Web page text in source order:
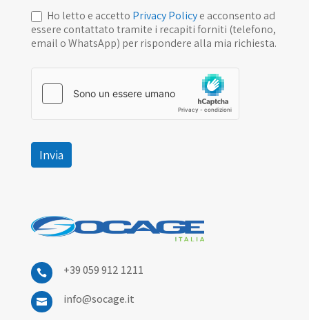
Ho letto e accetto Privacy Policye acconsento ad
essere contattato tramite i recapiti forniti (telefono,
email o WhatsApp) per rispondere alla mia richiesta.
Invia
 +39 059 912 1211
 info@socage.it